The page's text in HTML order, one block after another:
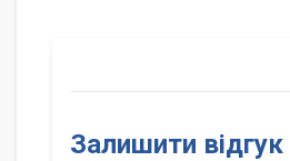
Залишити відгук